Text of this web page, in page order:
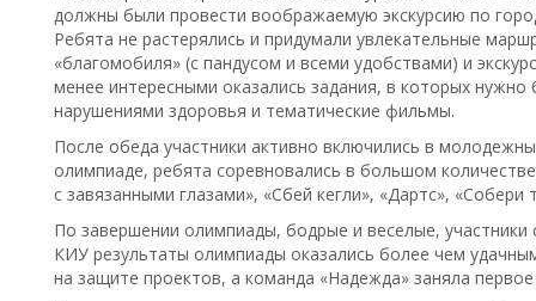
должны были провести воображаемую экскурсию по
Ребята не растерялись и придумали увлекательные
«благомобиля» (с пандусом и всеми удобствами) и
менее интересными оказались задания, в которых нужно
нарушениями здоровья и тематические фильмы.
После обеда участники активно включились в
олимпиаде, ребята соревновались в большом
с завязанными глазами», «Сбей кегли», «Дартс», «Собери
По завершении олимпиады, бодрые и веселые,
КИУ результаты олимпиады оказались более чем
на защите проектов, а команда «Надежда» заняла